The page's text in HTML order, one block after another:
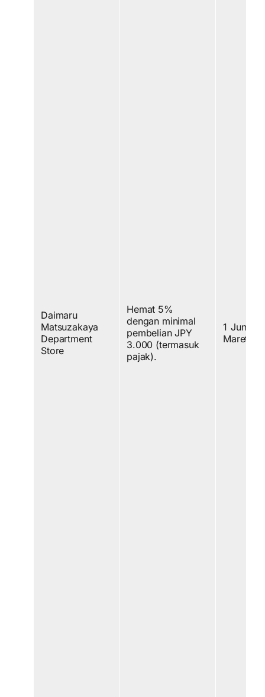
Daimaru
Matsuzakaya
Department
Store
Hemat 5%
dengan minimal
pembelian JPY
3.000 (termasuk
pajak).
1 Juni
Maret